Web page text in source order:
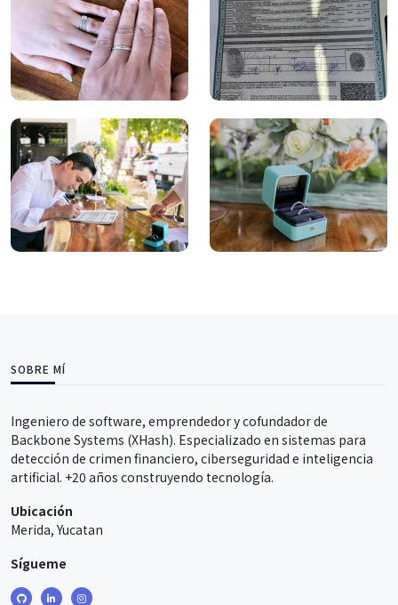
SOBRE MÍ
Ingeniero de software, emprendedor y cofundador de
Backbone Systems (XHash). Especializado en sistemas para
detección de crimen financiero, ciberseguridad e inteligencia
artificial. +20 años construyendo tecnología.
Ubicación
Merida, Yucatan
Sígueme